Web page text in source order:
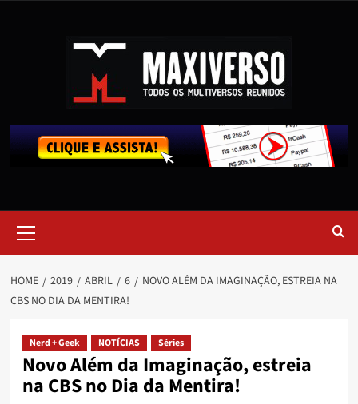
HOME 2019 ABRIL 6
NOVO ALÉM DA IMAGINAÇÃO, ESTREIA NA
CBS NO DIA DA MENTIRA!
Nerd + Geek NOTÍCIAS Séries
Novo Além da Imaginação, estreia
na CBS no Dia da Mentira!